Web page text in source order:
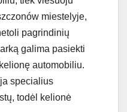
miestelyje,
pagrindinių
galima pasiekti
automobiliu.
specialius
todėl kelionė